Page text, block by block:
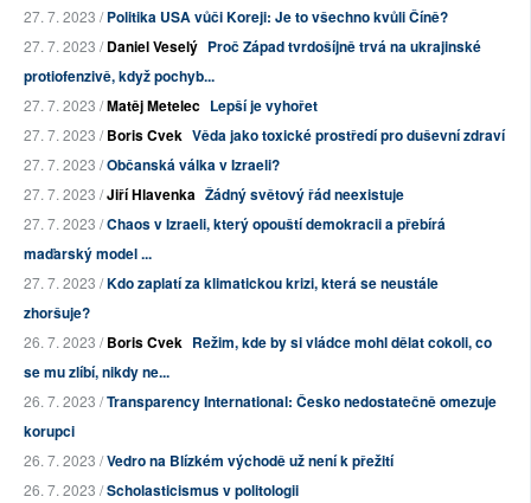
27. 7. 2023 /Politika USA vůči Koreji: Je to všechno kvůli Číně?
27. 7. 2023 /Daniel Veselý Proč Západ tvrdošíjně trvá na ukrajinské
protiofenzivě, když pochyb...
27. 7. 2023 /Matěj Metelec Lepší je vyhořet
27. 7. 2023 /Boris Cvek Věda jako toxické prostředí pro duševní zdraví
27. 7. 2023 /Občanská válka v Izraeli?
27. 7. 2023 /Jiří Hlavenka Žádný světový řád neexistuje
27. 7. 2023 /Chaos v Izraeli, který opouští demokracii a přebírá
maďarský model ...
27. 7. 2023 /Kdo zaplatí za klimatickou krizi, která se neustále
zhoršuje?
26. 7. 2023 /Boris Cvek Režim, kde by si vládce mohl dělat cokoli, co
se mu zlíbí, nikdy ne...
26. 7. 2023 /Transparency International: Česko nedostatečně omezuje
korupci
26. 7. 2023 /Vedro na Blízkém východě už není k přežití
26. 7. 2023 /Scholasticismus v politologii